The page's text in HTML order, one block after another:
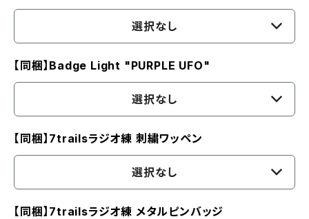
選択なし
【同梱】Badge Light "PURPLE UFO"
選択なし
【同梱】7trailsラジオ練 刺繍ワッペン
選択なし
【同梱】7trailsラジオ練 メタルピンバッジ